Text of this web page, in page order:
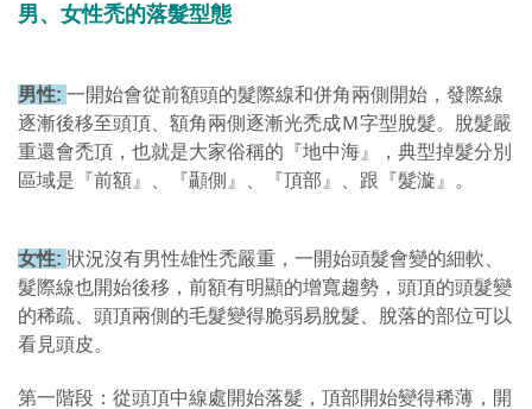
男、女性禿的落髮型態
男性: 一開始會從前額頭的髮際線和併角兩側開始，發際線
逐漸後移至頭頂、額角兩側逐漸光禿成Ｍ字型脫髮。脫髮嚴
重還會禿頂，也就是大家俗稱的『地中海』，典型掉髮分別
區域是『前額』、『顳側』、『頂部』、跟『髮漩』。
女性: 狀況沒有男性雄性禿嚴重，一開始頭髮會變的細軟、
髮際線也開始後移，前額有明顯的增寬趨勢，頭頂的頭髮變
的稀疏、頭頂兩側的毛髮變得脆弱易脫髮、脫落的部位可以
看見頭皮。
第一階段：從頭頂中線處開始落髮，頂部開始變得稀薄，開